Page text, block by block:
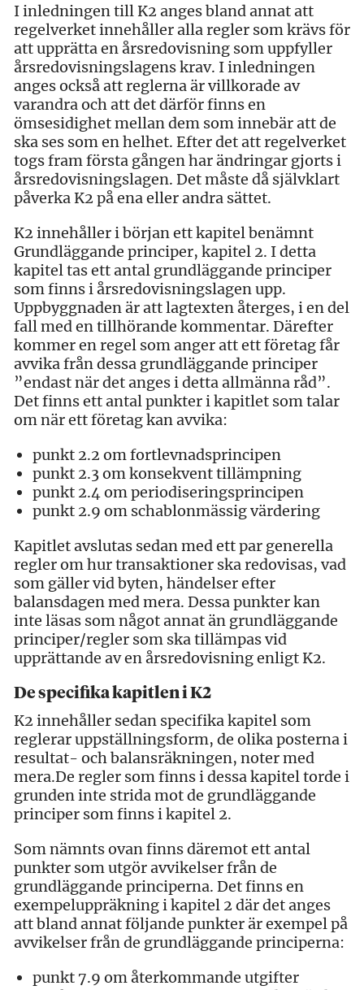
I inledningen till K2 anges bland annat att
regelverket innehåller alla regler som krävs för
att upprätta en årsredovisning som uppfyller
årsredovisningslagens krav. I inledningen
anges också att reglerna är villkorade av
varandra och att det därför finns en
ömsesidighet mellan dem som innebär att de
ska ses som en helhet. Efter det att regelverket
togs fram första gången har ändringar gjorts i
årsredovisningslagen. Det måste då självklart
påverka K2 på ena eller andra sättet.
K2 innehåller i början ett kapitel benämnt
Grundläggande principer, kapitel 2. I detta
kapitel tas ett antal grundläggande principer
som finns i årsredovisningslagen upp.
Uppbyggnaden är att lagtexten återges, i en del
fall med en tillhörande kommentar. Därefter
kommer en regel som anger att ett företag får
avvika från dessa grundläggande principer
”endast när det anges i detta allmänna råd”.
Det finns ett antal punkter i kapitlet som talar
om när ett företag kan avvika:
punkt 2.2 om fortlevnadsprincipen
punkt 2.3 om konsekvent tillämpning
punkt 2.4 om periodiseringsprincipen
punkt 2.9 om schablonmässig värdering
Kapitlet avslutas sedan med ett par generella
regler om hur transaktioner ska redovisas, vad
som gäller vid byten, händelser efter
balansdagen med mera. Dessa punkter kan
inte läsas som något annat än grundläggande
principer/regler som ska tillämpas vid
upprättande av en årsredovisning enligt K2.
De specifika kapitlen i K2
K2 innehåller sedan specifika kapitel som
reglerar uppställningsform, de olika posterna i
resultat- och balansräkningen, noter med
mera.De regler som finns i dessa kapitel torde i
grunden inte strida mot de grundläggande
principer som finns i kapitel 2.
Som nämnts ovan finns däremot ett antal
punkter som utgör avvikelser från de
grundläggande principerna. Det finns en
exempeluppräkning i kapitel 2 där det anges
att bland annat följande punkter är exempel på
avvikelser från de grundläggande principerna:
punkt 7.9 om återkommande utgifter